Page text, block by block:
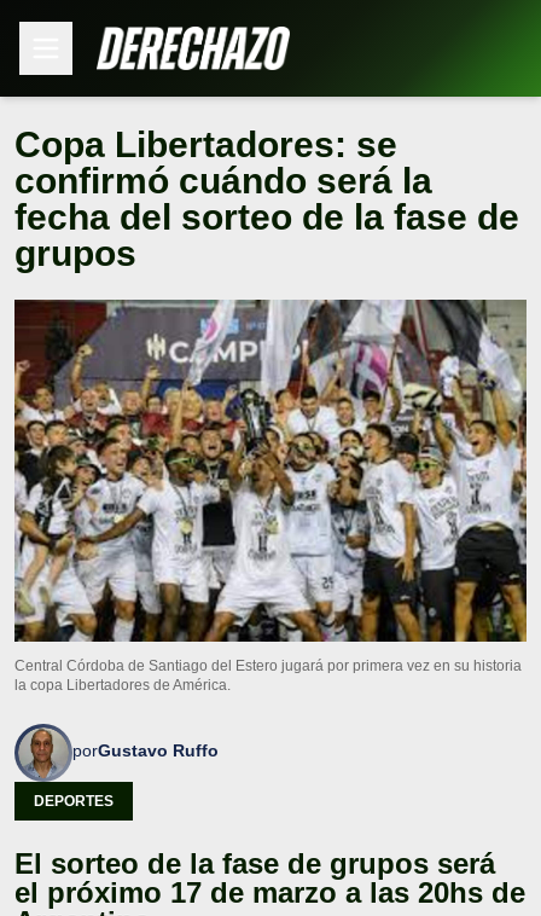
Copa Libertadores: se
confirmó cuándo será la
fecha del sorteo de la fase de
grupos
Central Córdoba de Santiago del Estero jugará por primera vez en su historia
la copa Libertadores de América.
porGustavo Ruffo
DEPORTES
El sorteo de la fase de grupos será
el próximo 17 de marzo a las 20hs de